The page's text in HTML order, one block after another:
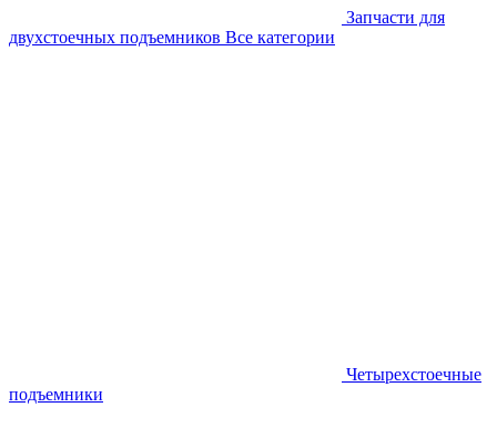
Запчасти для
двухстоечных подъемников Все категории
Четырехстоечные
подъемники